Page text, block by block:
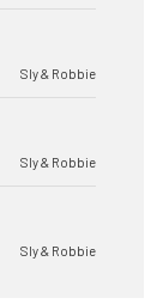
Sly & Robbie
Sly & Robbie
Sly & Robbie